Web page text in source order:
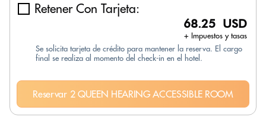
Retener Con Tarjeta:
68.25 USD
+ Impuestos y tasas
Se solicita tarjeta de crédito para mantener la reserva. El cargo
final se realiza al momento del check-in en el hotel.
Reservar 2 QUEEN HEARING ACCESSIBLE ROOM